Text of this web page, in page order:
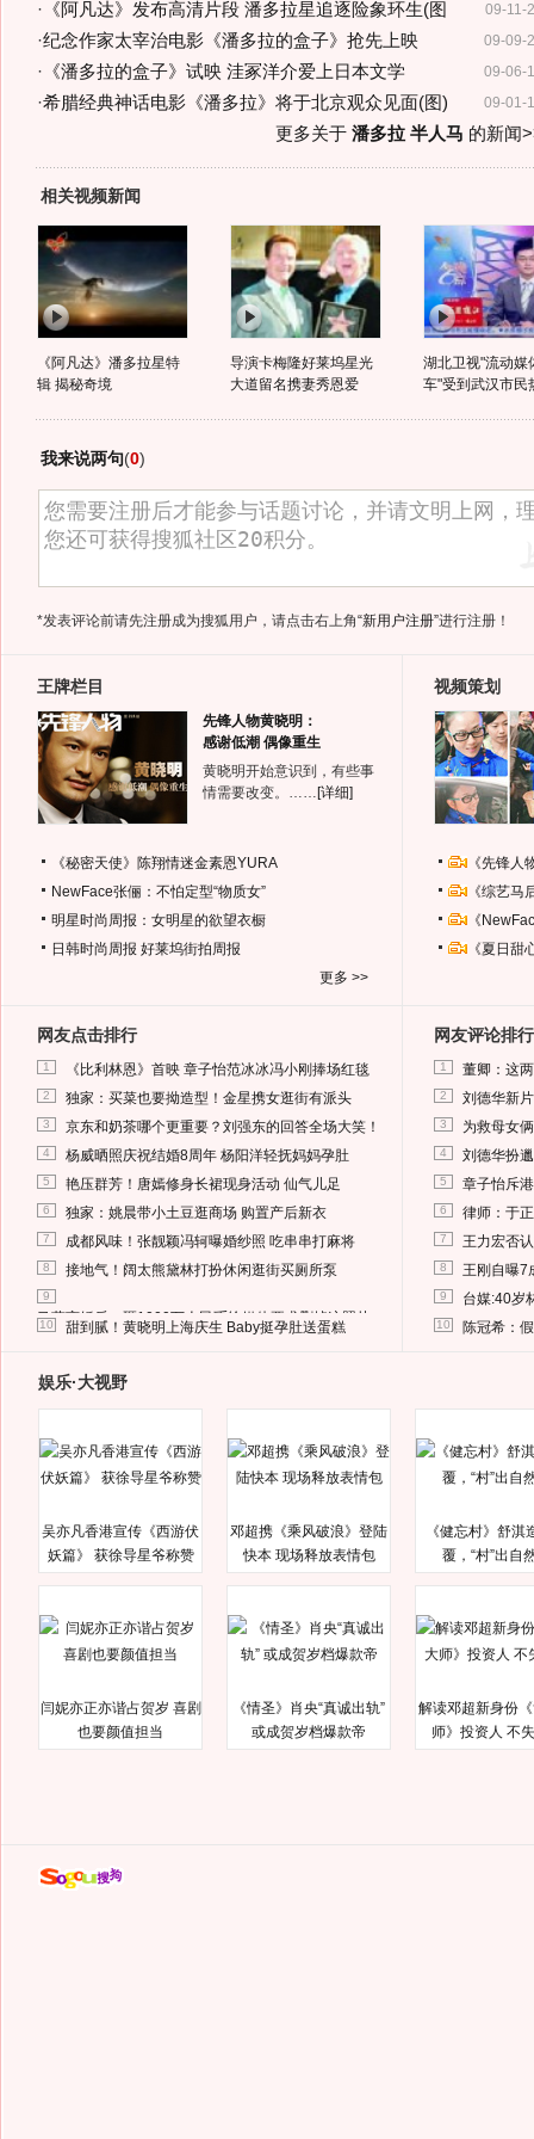
09-11-
· 《阿凡达》发布高清片段 潘多拉星追逐险象环生(图
09-09-
·纪念作家太宰治电影《潘多拉的盒子》抢先上映
09-06-
· 《潘多拉的盒子》试映 洼冢洋介爱上日本文学
09-01-
·希腊经典神话电影《潘多拉》将于北京观众见面(图)
更多关于 潘多拉 半人马 的新闻
相关视频新闻
《阿凡达》潘多拉星特
辑 揭秘奇境
导演卡梅隆好莱坞星光
大道留名携妻秀恩爱
湖北卫视"流动媒
车"受到武汉市民
我来说两句(0)
*发表评论前请先注册成为搜狐用户，请点击右上角“新用户注册”进行注册！
王牌栏目
先锋人物黄晓明：
感谢低潮 偶像重生
黄晓明开始意识到，有些事
情需要改变。…… [详细]
《秘密天使》陈翔情迷金素恩YURA
NewFace张俪：不怕定型“物质女”
明星时尚周报：女明星的欲望衣橱
日韩时尚周报 好莱坞街拍周报
更多 >>
视频策划
《先锋
《综艺
《
《夏日
网友点击排行
1 《比利林恩》首映 章子怡范冰冰冯小刚捧场红毯
2 独家：买菜也要拗造型！金星携女逛街有派头
3 京东和奶茶哪个更重要？刘强东的回答全场大笑！
4 杨威晒照庆祝结婚8周年 杨阳洋轻抚妈妈孕肚
5 艳压群芳！唐嫣修身长裙现身活动 仙气儿足
6 独家：姚晨带小土豆逛商场 购置产后新衣
7 成都风味！张靓颖冯轲曝婚纱照 吃串串打麻将
8 接地气！阔太熊黛林打扮休闲逛街买厕所泵
9
马蓉离婚后，砸1000万人民币给媒体要求删掉这照片
10 甜到腻！黄晓明上海庆生 Baby挺孕肚送蛋糕
网友评论排行
1 董卿：这
2 刘德华新
3 为救母女
4 刘德华扮
5 章子怡斥
6 律师：于
7 王力宏否
8 王刚自曝7
9 台媒:40岁
10 陈冠希：
娱乐·大视野
吴亦凡香港宣传《西游伏
妖篇》 获徐导星爷称赞
邓超携《乘风破浪》登陆
快本 现场释放表情包
《健忘村》舒淇
覆，“村”出自
闫妮亦正亦谐占贺岁 喜剧
也要颜值担当
《情圣》肖央“真诚出轨”
或成贺岁档爆款帝
解读邓超新身份
师》投资人 不